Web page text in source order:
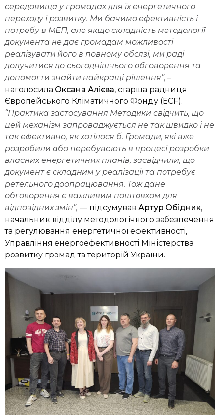
середовища у громадах для їх енергетичного
переходу і розвитку. Ми бачимо ефективність і
потребу в МЕП, але якщо складність методології
документа не дає громадам можливості
реалізувати його в повному обсязі, ми раді
долучитися до сьогоднішнього обговорення та
допомогти знайти найкращі рішення”, –
наголосила Оксана Алієва, старша радниця
Європейського Кліматичного Фонду (ECF).
“Практика застосування Методики свідчить, що
цей механізм запроваджується не так швидко і не
так ефективно, як хотілося б. Громади, які вже
розробили або перебувають в процесі розробки
власних енергетичних планів, засвідчили, що
документ є складним у реалізації та потребує
ретельного доопрацювання. Тож дане
обговорення є важливим поштовхом для
відповідних змін”, — підсумував Артур Обідник,
начальник відділу методологічного забезпечення
та регулювання енергетичної ефективності,
Управління енергоефективності Міністерства
розвитку громад та територій України.